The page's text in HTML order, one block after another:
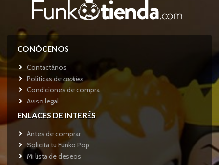
CONÓCENOS
Contactános
Políticas decookies
Condiciones de compra
Aviso legal
ENLACES DE INTERÉS
Antes de comprar
Solicita tu Funko Pop
Mi lista de deseos